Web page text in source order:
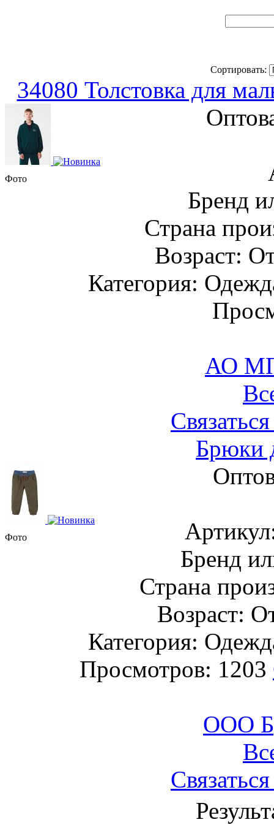
Сортировать:
34080 Толстовка для
Фото
Бренд
Страна
Возраст:
Категория:
АО
Брюки
Фото
Бренд
Страна
Возраст:
Категория:
Просмотров: 1203
ООО